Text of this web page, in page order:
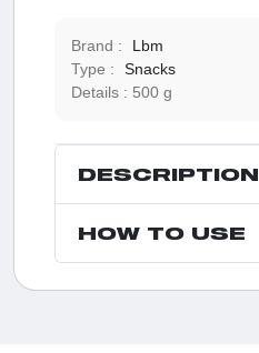
Brand :
Lbm
Type :
Snacks
Details :
500 g
DESCRIPTION
HOW TO USE